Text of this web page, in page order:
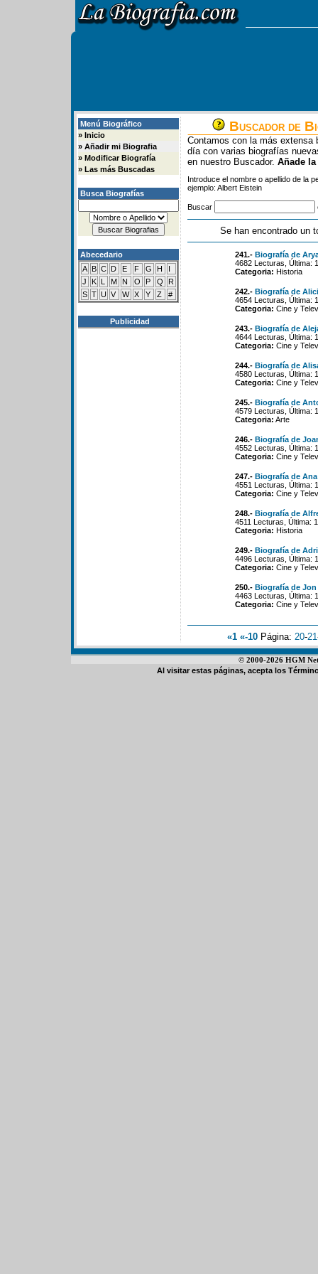
Menú Biográfico
» Inicio
» Añadir mi Biografia
» Modificar Biografía
» Las más Buscadas
Busca Biografías
Abecedario
A B C D E F G H
I
J
K L M N O P Q
R
S T U V W X Y Z #
Publicidad
Buscador de
Contamos con la más extensa
día con varias biografías
en nuestro Buscador. Añade
Introduce el nombre o apellido de la
ejemplo: Albert Eistein
Buscar
Se han encontrado un
241.- Biografía de
4682 Lecturas, Última:
Categoria: Historia
242.- Biografía de
4654 Lecturas, Última:
Categoria: Cine y
243.- Biografía de
4644 Lecturas, Última:
Categoria: Cine y
244.- Biografía de
4580 Lecturas, Última:
Categoria: Cine y
245.- Biografía de
4579 Lecturas, Última:
Categoria: Arte
246.- Biografía de
4552 Lecturas, Última:
Categoria: Cine y
247.- Biografía de
4551 Lecturas, Última:
Categoria: Cine y
248.- Biografía de
4511 Lecturas, Última:
Categoria: Historia
249.- Biografía de
4496 Lecturas, Última:
Categoria: Cine y
250.- Biografía de Jon
4463 Lecturas, Última:
Categoria: Cine y
«1 «-10 Página: 20-21
© 2000-2026 HGM
Al visitar estas páginas, acepta los